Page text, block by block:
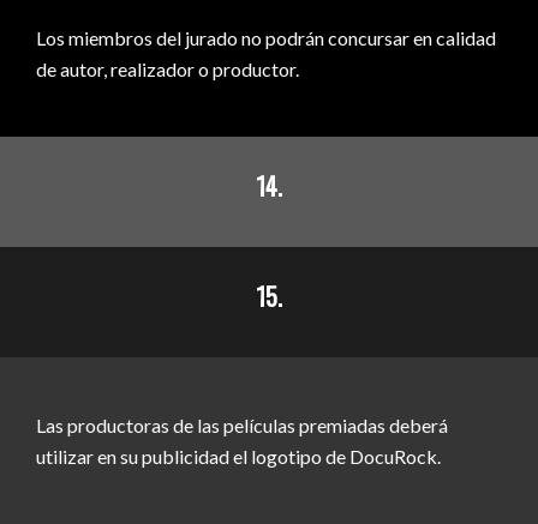
Los miembros del jurado no podrán concursar en calidad
de autor, realizador o productor.
14.
15.
Las productoras de las películas premiadas deberá
utilizar en su publicidad el logotipo de DocuRock.